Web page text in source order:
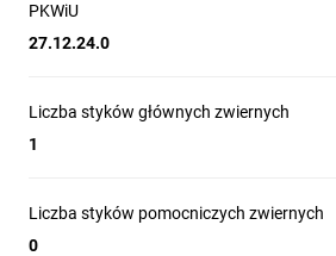
PKWiU
27.12.24.0
Liczba styków głównych zwiernych
1
Liczba styków pomocniczych zwiernych
0